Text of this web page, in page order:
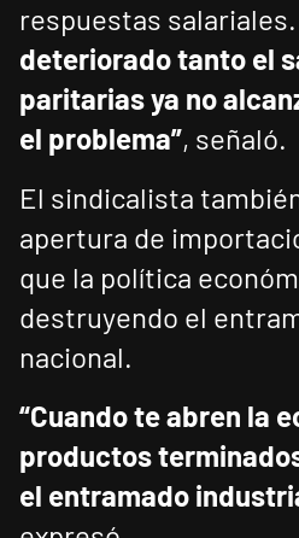
respuestas salariales.
deteriorado tanto el
paritarias ya no
el problema”, señaló.
El sindicalista
apertura de
que la política
destruyendo el
nacional.
“Cuando te abren la
productos
el entramado